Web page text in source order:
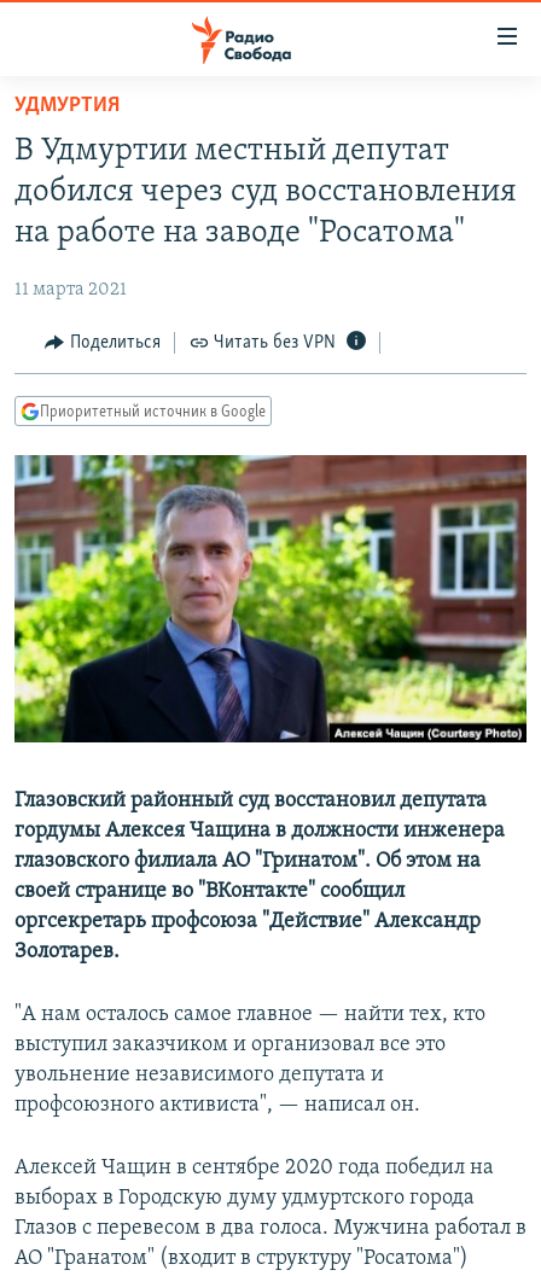
упрощенного
доступа
Вернуться
основному
Вернутся
Вернутся
поиску
ПОДКАСТЫ
АВТОРСКИЕ ПРОЕКТЫ
МНЕНИЯ
КУЛЬТУРА
КАВКАЗ.РЕАЛИИ
СЕВЕР.РЕАЛИИ
СИБИРЬ.РЕАЛИИ
РАСПИСАНИЕ ВЕЩАНИЯ
ПОДПИШИТЕСЬ НА РАССЫЛКУ
СОЦИАЛЬНЫЕ СЕТИ
Все сайты РСЕ/РС
УДМУРТИЯ
В Удмуртии местный депутат
добился через суд восстановления
на работе на заводе "Росатома"
11 марта 2021
Поделиться Читать без VPN
Приоритетный источник в Google
Глазовский районный суд восстановил депутата
гордумы Алексея Чащина в должности инженера
глазовского филиала АО "Гринатом". Об этом на
своей странице во "ВКонтакте" сообщил
оргсекретарь профсоюза "Действие" Александр
Золотарев.
"А нам осталось самое главное — найти тех, кто
выступил заказчиком и организовал все это
увольнение независимого депутата и
профсоюзного активиста", — написал он.
Алексей Чащин в сентябре 2020 года победил на
выборах в Городскую думу удмуртского города
Глазов с перевесом в два голоса. Мужчина работал в
АО "Гранатом" (входит в структуру "Росатома")